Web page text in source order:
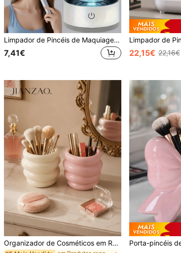
Limpador de Pincéis de Maquiagem Elétrico USB (1 unidade) - Inodoro, sem Pilhas, Acessório Essencial para Limpeza e Esterilização de Pincéis em Casa, Design Transparente com Indicador LED Azul
7,41€ 22,15€ 22,16€
Organizador de Cosméticos em Resina com Espiral Ondulada Creme, Rosa e Bege, Suporte Dual para Pincéis de Maquilhagem, Lápis de Sobrancelhas e Delineador de Lábios, Decoração Fofa para Quarto, Casa de Banho e Penteadeira, Presente